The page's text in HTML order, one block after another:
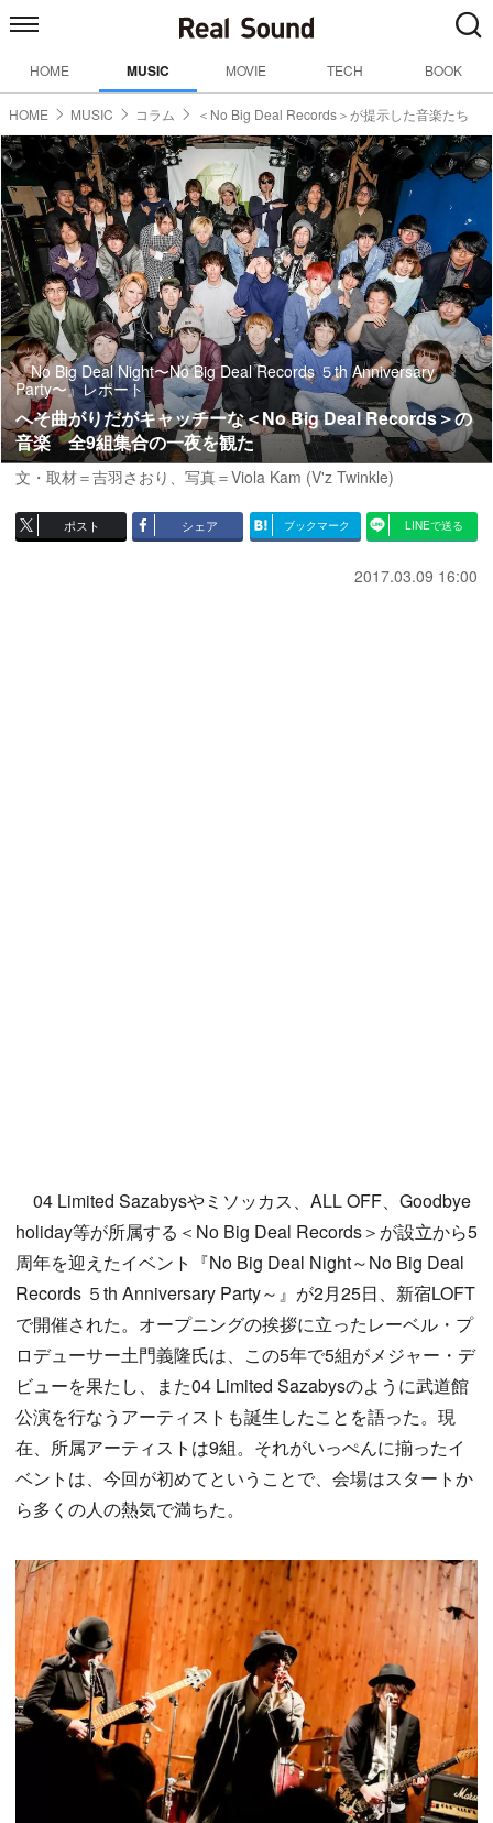
HOME MUSIC MOVIE TECH BOOK
HOME MUSIC コラム ＜No Big Deal Records＞が提示した音楽たち
『No Big Deal Night〜No Big Deal Records ５th Anniversary
Party〜』レポート
へそ曲がりだがキャッチーな＜No Big Deal Records＞の
音楽 全9組集合の一夜を観た
文・取材＝吉羽さおり、写真＝Viola Kam (V'z Twinkle)
ポスト シェア ブックマーク LINEで送る
2017.03.09 16:00
04 Limited Sazabysやミソッカス、ALL OFF、Goodbye
holiday等が所属する＜No Big Deal Records＞が設立から5
周年を迎えたイベント『No Big Deal Night～No Big Deal
Records ５th Anniversary Party～』が2月25日、新宿LOFT
で開催された。オープニングの挨拶に立ったレーベル・プ
ロデューサー土門義隆氏は、この5年で5組がメジャー・デ
ビューを果たし、また04 Limited Sazabysのように武道館
公演を行なうアーティストも誕生したことを語った。現
在、所属アーティストは9組。それがいっぺんに揃ったイ
ベントは、今回が初めてということで、会場はスタートか
ら多くの人の熱気で満ちた。